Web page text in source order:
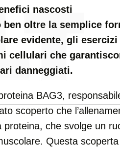
nascosti
ben oltre la semplice
evidente, gli esercizi
cellulari che
danneggiati.
BAG3,
scoperto che
che svolge un
Questa scoperta